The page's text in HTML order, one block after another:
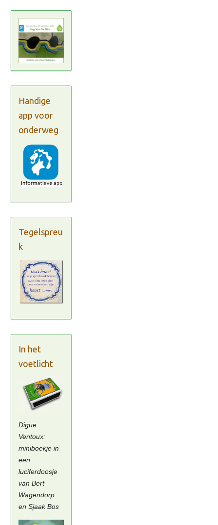
Handige
app voor
onderweg
Tegelspreu
k
In het
voetlicht
Digue
Ventoux:
miniboekje in
een
luciferdoosje
van Bert
Wagendorp
en Sjaak Bos